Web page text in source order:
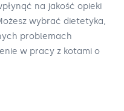
na jakość opieki
wybrać dietetyka,
problemach
w pracy z kotami o